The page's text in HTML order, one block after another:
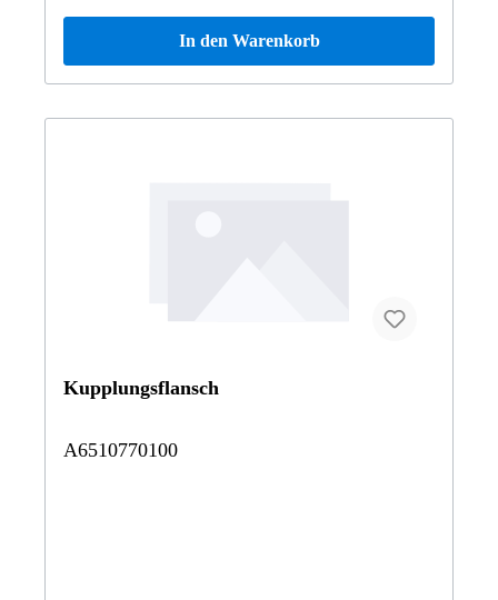
In den Warenkorb
Kupplungsflansch
A6510770100